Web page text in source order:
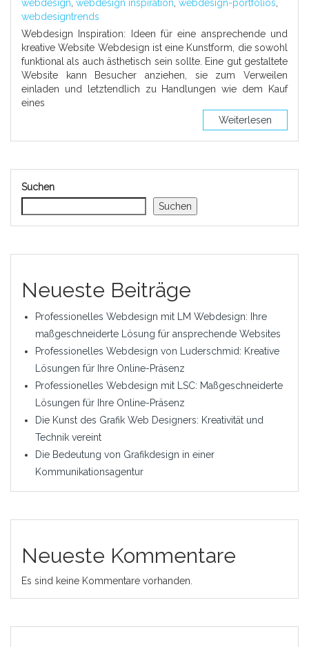
webdesign webdesign inspiration webdesign-portfolios
webdesigntrends
Webdesign Inspiration: Ideen für eine ansprechende und
kreative Website Webdesign ist eine Kunstform, die sowohl
funktional als auch ästhetisch sein sollte. Eine gut gestaltete
Website kann Besucher anziehen, sie zum Verweilen
einladen und letztendlich zu Handlungen wie dem Kauf
eines
Weiterlesen
Suchen
Suchen
Neueste Beiträge
Professionelles Webdesign mit LM Webdesign: Ihre
maßgeschneiderte Lösung für ansprechende Websites
Professionelles Webdesign von Luderschmid: Kreative
Lösungen für Ihre Online-Präsenz
Professionelles Webdesign mit LSC: Maßgeschneiderte
Lösungen für Ihre Online-Präsenz
Die Kunst des Grafik Web Designers: Kreativität und
Technik vereint
Die Bedeutung von Grafikdesign in einer
Kommunikationsagentur
Neueste Kommentare
Es sind keine Kommentare vorhanden.